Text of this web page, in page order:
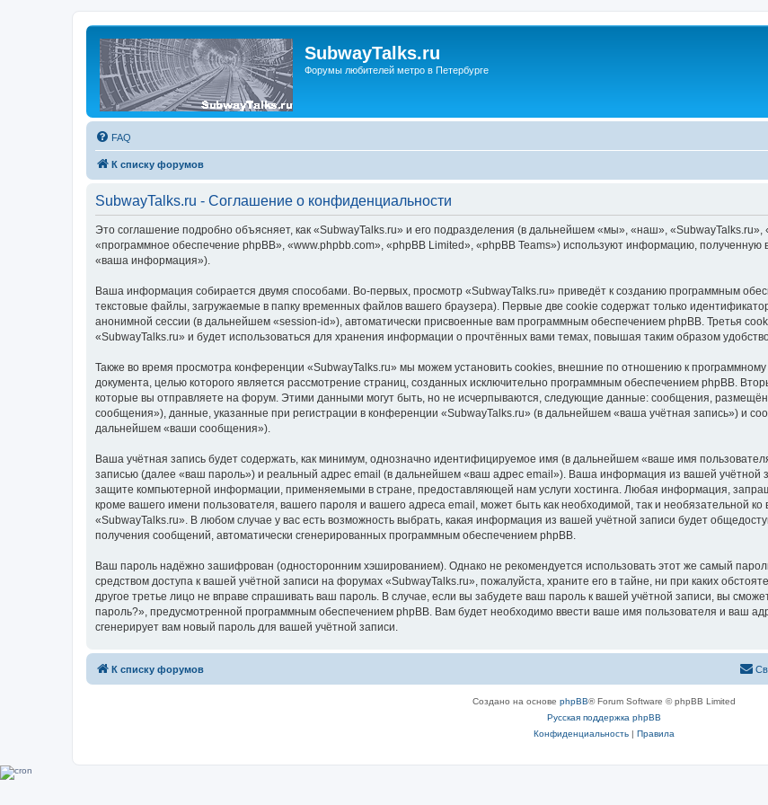
SubwayTalks.ru
Форумы любителей метро в Петербурге
FAQ
К списку форумов
SubwayTalks.ru - Соглашение о конфиденциальности
Это соглашение подробно объясняет, как «SubwayTalks.ru» и его подразделения (в дальнейшем «мы», «наш»,
«программное обеспечение phpBB», «www.phpbb.com», «phpBB Limited», «phpBB Teams») используют информацию,
«ваша информация»).
Ваша информация собирается двумя способами. Во-первых, просмотр «SubwayTalks.ru» приведёт к созданию программным
текстовые файлы, загружаемые в папку временных файлов вашего браузера). Первые две cookie содержат только
анонимной сессии (в дальнейшем «session-id»), автоматически присвоенные вам программным обеспечением phpBB. Третья
«SubwayTalks.ru» и будет использоваться для хранения информации о прочтённых вами темах, повышая таким образом
Также во время просмотра конференции «SubwayTalks.ru» мы можем установить cookies, внешние по отношению к
документа, целью которого является рассмотрение страниц, созданных исключительно программным обеспечением phpBB.
которые вы отправляете на форум. Этими данными могут быть, но не исчерпываются, следующие данные: сообщения,
сообщения»), данные, указанные при регистрации в конференции «SubwayTalks.ru» (в дальнейшем «ваша учётная запись») и
дальнейшем «ваши сообщения»).
Ваша учётная запись будет содержать, как минимум, однозначно идентифицируемое имя (в дальнейшем «ваше имя
записью (далее «ваш пароль») и реальный адрес email (в дальнейшем «ваш адрес email»). Ваша информация из вашей учётной
защите компьютерной информации, применяемыми в стране, предоставляющей нам услуги хостинга. Любая информация,
кроме вашего имени пользователя, вашего пароля и вашего адреса email, может быть как необходимой, так и необязательной
«SubwayTalks.ru». В любом случае у вас есть возможность выбрать, какая информация из вашей учётной записи будет
получения сообщений, автоматически сгенерированных программным обеспечением phpBB.
Ваш пароль надёжно зашифрован (односторонним хэшированием). Однако не рекомендуется использовать этот же самый
средством доступа к вашей учётной записи на форумах «SubwayTalks.ru», пожалуйста, храните его в тайне, ни при каких
другое третье лицо не вправе спрашивать ваш пароль. В случае, если вы забудете ваш пароль к вашей учётной записи, вы
пароль?», предусмотренной программным обеспечением phpBB. Вам будет необходимо ввести ваше имя пользователя и ваш
сгенерирует вам новый пароль для вашей учётной записи.
К списку форумов
Создано на основе phpBB® Forum Software © phpBB Limited
Русская поддержка phpBB
Конфиденциальность| Правила